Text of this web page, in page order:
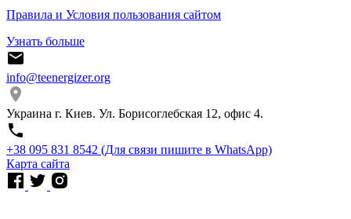
Правила и Условия пользования сайтом
Узнать больше
info@teenergizer.org
Украина г. Киев. Ул. Борисоглебская 12, офис 4.
⁨+38 095 831 8542⁩ (Для связи пишите в WhatsApp)
Карта сайта